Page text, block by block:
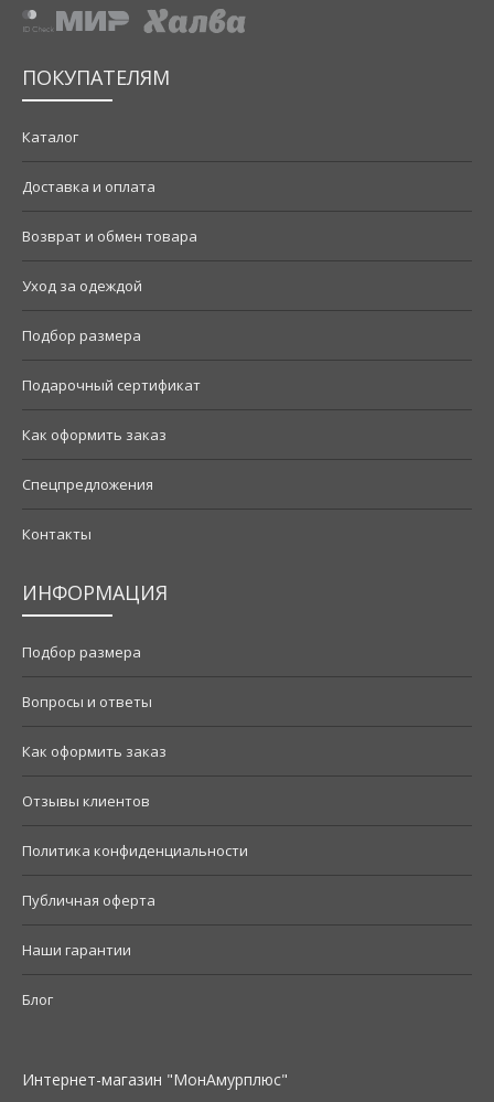
ПОКУПАТЕЛЯМ
Каталог
Доставка и оплата
Возврат и обмен товара
Уход за одеждой
Подбор размера
Подарочный сертификат
Как оформить заказ
Спецпредложения
Контакты
ИНФОРМАЦИЯ
Подбор размера
Вопросы и ответы
Как оформить заказ
Отзывы клиентов
Политика конфиденциальности
Публичная оферта
Наши гарантии
Блог
Интернет-магазин "МонАмурплюс"